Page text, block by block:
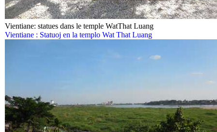
Vientiane: statues dans le temple WatThat Luang
Vientiane : Statuoj en la templo Wat That Luang